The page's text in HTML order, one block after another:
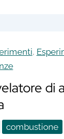
,
di
combustione